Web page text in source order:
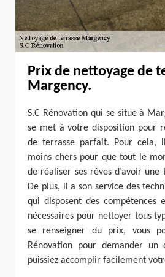
Prix de nettoyage de
Margency.
S.C Rénovation qui se situe à
se met à votre disposition pour
de terrasse parfait. Pour cela,
moins chers pour que tout le
de réaliser ses rêves d’avoir une
De plus, il a son service des
qui disposent des compétences
nécessaires pour nettoyer tous
se renseigner du prix, vous
Rénovation pour demander un
puissiez accomplir facilement